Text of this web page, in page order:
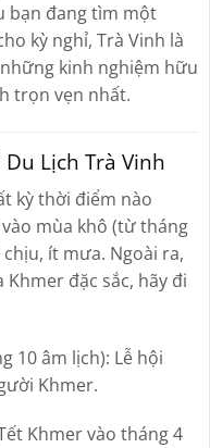
bạn đang tìm một
kỳ nghỉ, Trà Vinh là
kinh nghiệm hữu
trọn vẹn nhất.
Lịch Trà Vinh
kỳ thời điểm nào
mùa khô (từtháng
ít mưa. Ngoài ra,
đặc sắc, hãy đi
10 âm lịch): Lễ hội
Khmer.
Khmer vào tháng 4